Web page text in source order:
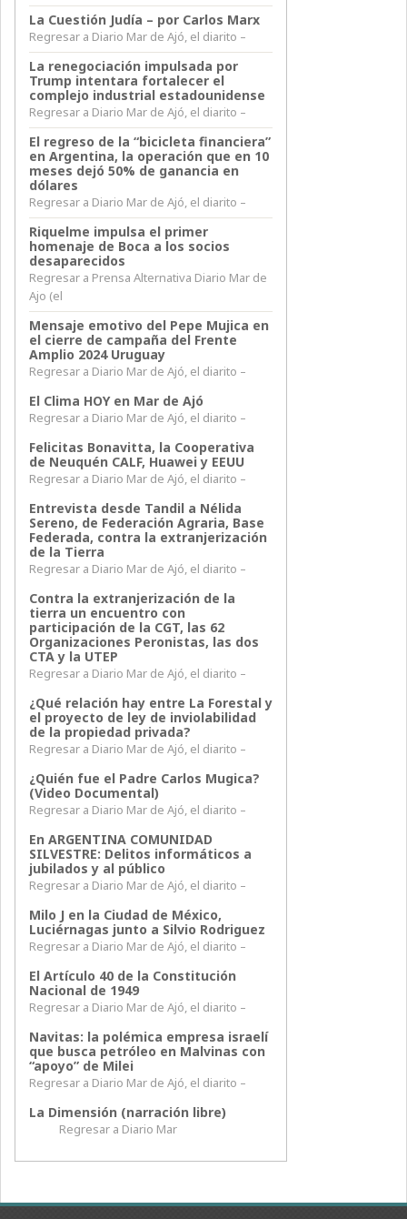
La Cuestión Judía – por Carlos Marx
Regresar a Diario Mar de Ajó, el diarito –
La renegociación impulsada por
Trump intentara fortalecer el
complejo industrial estadounidense
Regresar a Diario Mar de Ajó, el diarito –
El regreso de la “bicicleta financiera”
en Argentina, la operación que en 10
meses dejó 50% de ganancia en
dólares
Regresar a Diario Mar de Ajó, el diarito –
Riquelme impulsa el primer
homenaje de Boca a los socios
desaparecidos
Regresar a Prensa Alternativa Diario Mar de
Ajo (el
Mensaje emotivo del Pepe Mujica en
el cierre de campaña del Frente
Amplio 2024 Uruguay
Regresar a Diario Mar de Ajó, el diarito –
El Clima HOY en Mar de Ajó
Regresar a Diario Mar de Ajó, el diarito –
Felicitas Bonavitta, la Cooperativa
de Neuquén CALF, Huawei y EEUU
Regresar a Diario Mar de Ajó, el diarito –
Entrevista desde Tandil a Nélida
Sereno, de Federación Agraria, Base
Federada, contra la extranjerización
de la Tierra
Regresar a Diario Mar de Ajó, el diarito –
Contra la extranjerización de la
tierra un encuentro con
participación de la CGT, las 62
Organizaciones Peronistas, las dos
CTA y la UTEP
Regresar a Diario Mar de Ajó, el diarito –
¿Qué relación hay entre La Forestal y
el proyecto de ley de inviolabilidad
de la propiedad privada?
Regresar a Diario Mar de Ajó, el diarito –
¿Quién fue el Padre Carlos Mugica?
(Video Documental)
Regresar a Diario Mar de Ajó, el diarito –
En ARGENTINA COMUNIDAD
SILVESTRE: Delitos informáticos a
jubilados y al público
Regresar a Diario Mar de Ajó, el diarito –
Milo J en la Ciudad de México,
Luciérnagas junto a Silvio Rodriguez
Regresar a Diario Mar de Ajó, el diarito –
El Artículo 40 de la Constitución
Nacional de 1949
Regresar a Diario Mar de Ajó, el diarito –
Navitas: la polémica empresa israelí
que busca petróleo en Malvinas con
“apoyo” de Milei
Regresar a Diario Mar de Ajó, el diarito –
La Dimensión (narración libre)
Regresar a Diario Mar